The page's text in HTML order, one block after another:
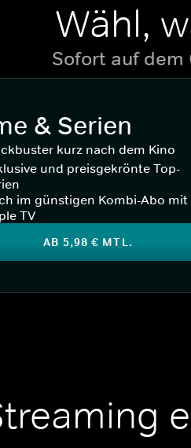
Wähl,
Sofort auf dem
& Serien
kurz nach dem Kino
und preisgekrönte Top-
im günstigen Kombi-Abo mit
TV
AB 5,98 € MTL.